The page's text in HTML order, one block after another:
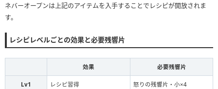
ネバーオープンは上記のアイテムを入手することでレシピが開放されま
す。
レシピレベルごとの効果と必要残響片
効果 必要残響片
Lv1 レシピ習得 怒りの残響片・小×4